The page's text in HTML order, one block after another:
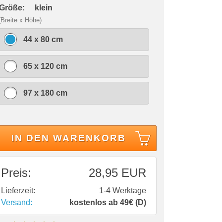
klein
x Höhe)
44 x 80 cm
65 x 120 cm
97 x 180 cm
IN DEN WARENKORB
Preis: 28,95 EUR
Lieferzeit:
1-4 Werktage
Versand:
kostenlos ab 49€ (D)